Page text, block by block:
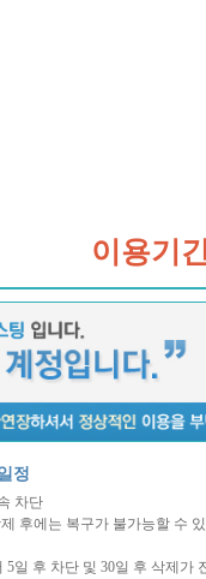
이용기
정
차단
후에는 복구가 불가능할 수
일 후 차단 및 30일 후 삭제가